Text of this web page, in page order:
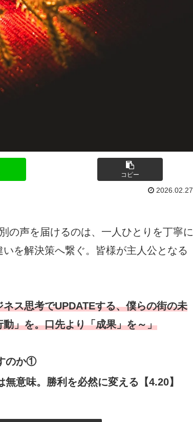
コピー
2026.02.27
の声を届けるのは、一人ひとりを丁寧に
を解決策へ繋ぐ。皆様が主人公となる
ス思考でUPDATEする、僕らの街の未
」を。口先より「成果」を～」
のか①
意味。勝利を必然に変える【4.20】